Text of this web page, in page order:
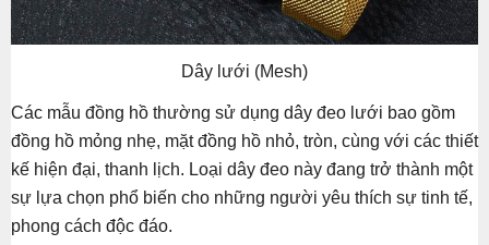
Dây lưới (Mesh)
Các mẫu đồng hồ thường sử dụng dây đeo lưới bao gồm
đồng hồ mỏng nhẹ, mặt đồng hồ nhỏ, tròn, cùng với các thiết
kế hiện đại, thanh lịch. Loại dây đeo này đang trở thành một
sự lựa chọn phổ biến cho những người yêu thích sự tinh tế,
phong cách độc đáo.